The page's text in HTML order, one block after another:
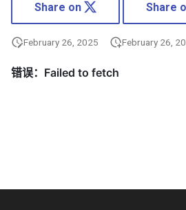
Share on Share
February 26, 2025 February 26,